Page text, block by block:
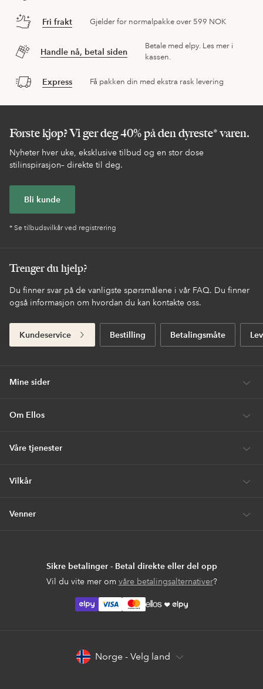
Fri frakt Gjelder for normalpakke over 599 NOK
Handle nå, betal siden
Betale med elpy. Les mer i
kassen.
Express Få pakken din med ekstra rask levering
Første kjøp? Vi ger deg 40% på den dyreste* varen.
Nyheter hver uke, eksklusive tilbud og en stor dose
stilinspirasjon– direkte til deg.
Bli kunde
* Se tilbudsvilkår ved registrering
Trenger du hjelp?
Du finner svar på de vanligste spørsmålene i vår FAQ. Du finner
også informasjon om hvordan du kan kontakte oss.
Kundeservice Bestilling Betalingsmåte
Mine sider
Om Ellos
Våre tjenester
Vilkår
Venner
Sikre betalinger - Betal direkte eller del opp
Vil du vite mer om våre betalingsalternativer?
elpy elpy
Norge - Velg land